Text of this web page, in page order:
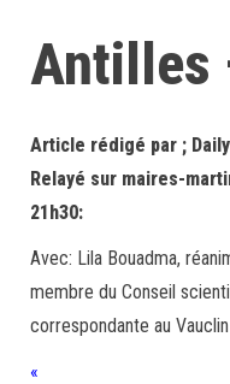
Antilles
Article rédigé par ;
Relayé sur maires-
21h30:
Avec: Lila Bouadma,
membre du Conseil
correspondante au
«